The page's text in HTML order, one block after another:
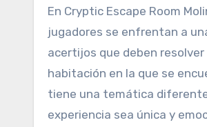
En Cryptic Escape Room
jugadores se enfrentan a
acertijos que deben resolver
habitación en la que se
tiene una temática
experiencia sea única y